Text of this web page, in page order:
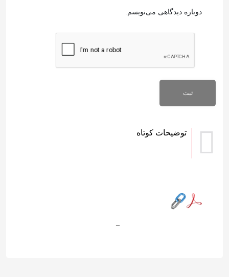
دوباره دیدگاهی می‌نویسم.
توضیحات کوتاه
–